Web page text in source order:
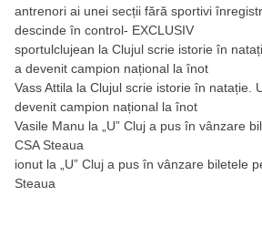
antrenori ai unei secții fără sportivi
descinde în control- EXCLUSIV
sportulclujean la Clujul scrie istorie în
a devenit campion național la înot
Vass Attila la Clujul scrie istorie în natație.
devenit campion național la înot
Vasile Manu la
„U” Cluj a pus în vânzare
CSA Steaua
ionut la
„U” Cluj a pus în vânzare biletele
Steaua